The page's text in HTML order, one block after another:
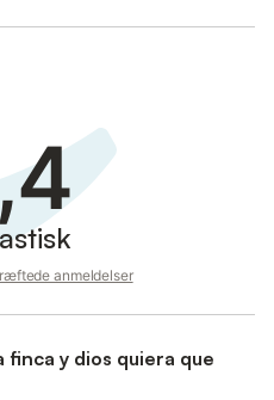
anmeldelser
finca y dios quiera que